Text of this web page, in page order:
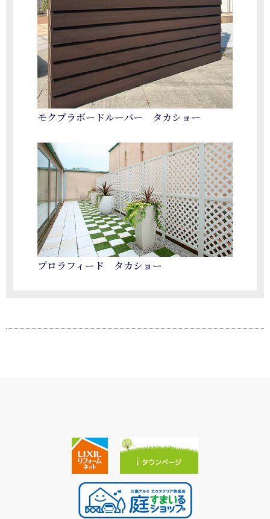
モクプラボードルーバー タカショー
プロラフィード タカショー